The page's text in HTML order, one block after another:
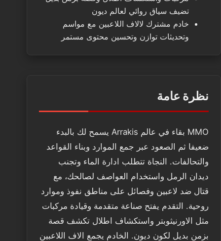
تضيف سياق روائي لعالم ديون
خادم مشترك لالاف اللاعبين مع مواسم
وتحديثات توازن وتحسين محتوى مستمر
نظرة عامة
MMO بقاء في عالم Arrakis يسمح لك بالبدء
ضعيفا ثم الصعود عبر جمع الموارد وبناء القواعد
والتحالفات. النجاة تتطلب ادارة الماء وتجنب
ديدان الرمل واستخدام العواصف لصالحك، مع
قتال ضد لاعبين وفصائل على مناطق نفوذ وموارد
روحية. التقدم يفتح صناعة متقدمة وقيادة مركبات
مثل الاورنيثوبتر واستكشاف اطلال تكشف قصة
بزمن بديل لكون ديون. الخادم يجمع الاف اللاعبين